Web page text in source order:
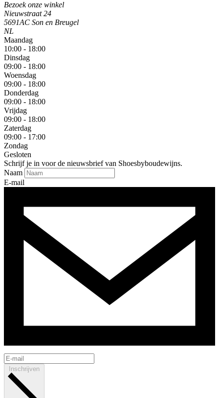
Bezoek onze winkel
Nieuwstraat 24
5691AC Son en Breugel
NL
Maandag
10:00 - 18:00
Dinsdag
09:00 - 18:00
Woensdag
09:00 - 18:00
Donderdag
09:00 - 18:00
Vrijdag
09:00 - 18:00
Zaterdag
09:00 - 17:00
Zondag
Gesloten
Schrijf je in voor de nieuwsbrief van Shoesbyboudewijns.
Naam
E-mail
Inschrijven